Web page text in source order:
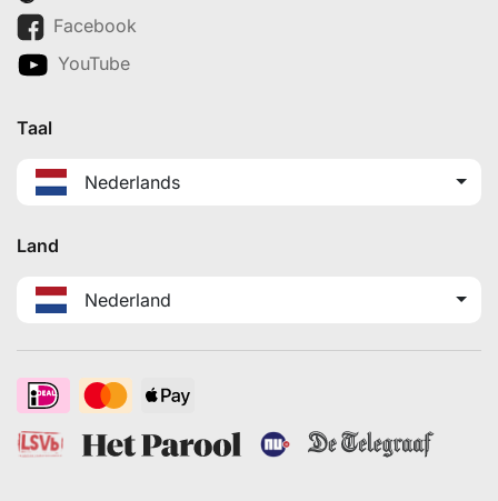
Facebook
YouTube
Taal
Nederlands
Land
Nederland